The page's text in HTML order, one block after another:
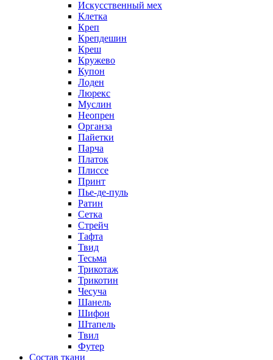
Искусственный мех
Клетка
Креп
Крепдешин
Креш
Кружево
Купон
Лоден
Люрекс
Муслин
Неопрен
Органза
Пайетки
Парча
Платок
Плиссе
Принт
Пье-де-пуль
Ратин
Сетка
Стрейч
Тафта
Твид
Тесьма
Трикотаж
Трикотин
Чесуча
Шанель
Шифон
Штапель
Твил
Футер
Состав ткани